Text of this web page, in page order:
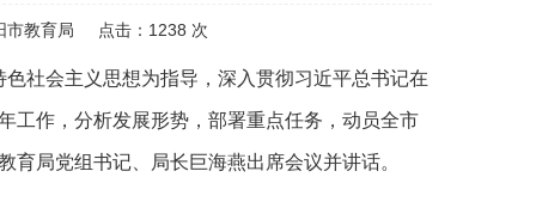
市教育局 点击： 1238 次
社会主义思想为指导，深入贯彻习近平总书记在
工作，分析发展形势，部署重点任务，动员全市
局党组书记、局长巨海燕出席会议并讲话。